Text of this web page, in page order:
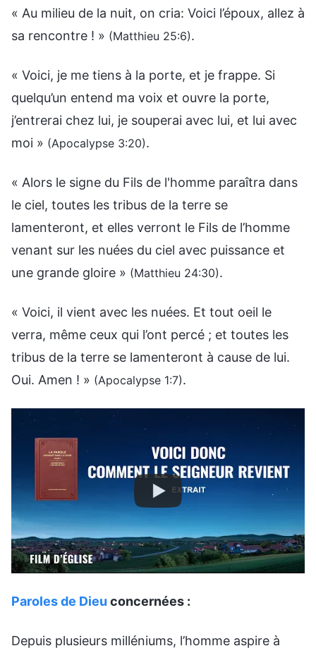
« Au milieu de la nuit, on cria: Voici l’époux, allez à
sa rencontre ! » (Matthieu 25:6).
« Voici, je me tiens à la porte, et je frappe. Si
quelqu’un entend ma voix et ouvre la porte,
j’entrerai chez lui, je souperai avec lui, et lui avec
moi » (Apocalypse 3:20).
« Alors le signe du Fils de l'homme paraîtra dans
le ciel, toutes les tribus de la terre se
lamenteront, et elles verront le Fils de l’homme
venant sur les nuées du ciel avec puissance et
une grande gloire » (Matthieu 24:30).
« Voici, il vient avec les nuées. Et tout oeil le
verra, même ceux qui l’ont percé ; et toutes les
tribus de la terre se lamenteront à cause de lui.
Oui. Amen ! » (Apocalypse 1:7).
Paroles de Dieu concernées :
Depuis plusieurs milléniums, l’homme aspire à